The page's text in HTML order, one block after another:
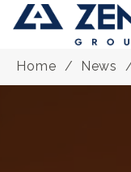
Home News